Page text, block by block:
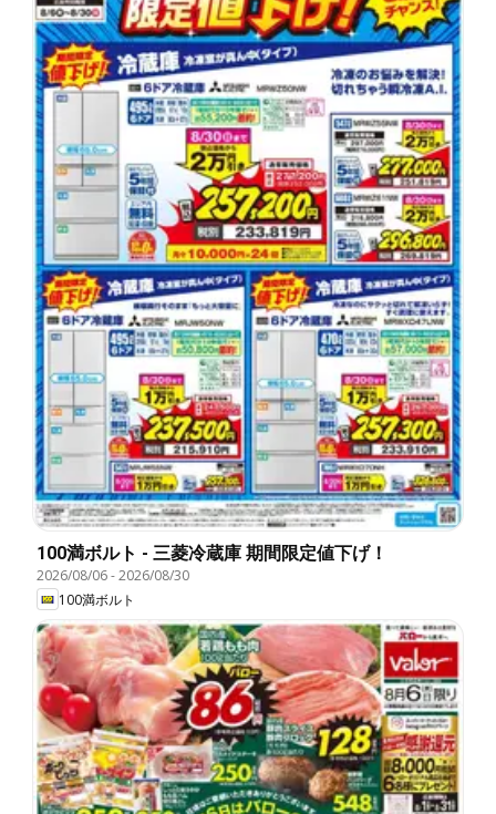
100満ボルト - 三菱冷蔵庫 期間限定値下げ！
2026/08/06-2026/08/30
100満ボルト